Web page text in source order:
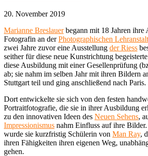
20. November 2019
Marianne Breslauerbegann mit 18 Jahren ihre
Fotografin an derPhotographischen
zwei Jahre zuvor eine Ausstellung der Riess
seither für diese neue Kunstrichtung
diese Ausbildung mit einer Gesellenprüfung
ab; sie nahm im selben Jahr mit ihren Bildern
Stuttgart teil und ging anschließend nach Paris.
Dort entwickelte sie sich von den festen
Portraitfotografie, die sie in ihrer Ausbildung
zu den innovativen Ideen des Neuen Sehens,
Impressionismus nahm Einfluss auf ihre
wurde sie kurzfristig Schülerin von Man Ray,
ihren Fähigkeiten ihren eigenen Weg,
gehen.